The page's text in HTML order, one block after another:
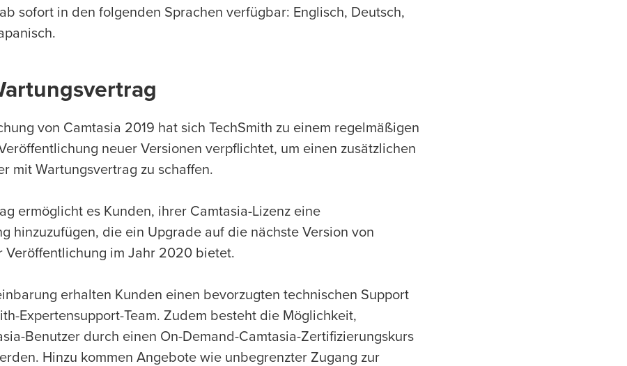
sofort in den folgenden Sprachen verfügbar: Englisch, Deutsch,
von Camtasia 2019 hat sich TechSmith zu einem regelmäßigen
neuer Versionen verpflichtet, um einen zusätzlichen
mit Wartungsvertrag zu schaffen.
ermöglicht es Kunden, ihrer Camtasia-Lizenz eine
hinzuzufügen, die ein Upgrade auf die nächste Version von
Veröffentlichung im Jahr 2020 bietet.
erhalten Kunden einen bevorzugten technischen Support
Expertensupport-Team. Zudem besteht die Möglichkeit,
Benutzer durch einen On-Demand-Camtasia-Zertifizierungskurs
Hinzu kommen Angebote wie unbegrenzter Zugang zur